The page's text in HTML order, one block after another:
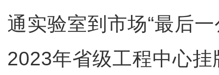
通实验室到市场“最后
2023年省级工程中心